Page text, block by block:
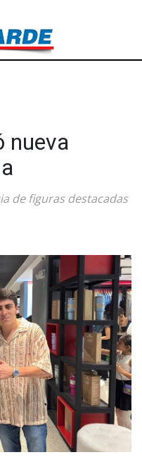
nueva
de figuras destacadas